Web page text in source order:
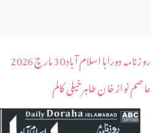
روزنامہ دوراہا اسلام آباد 30 مارچ 2026
عاصم نواز خان طاہرخیلی کالم